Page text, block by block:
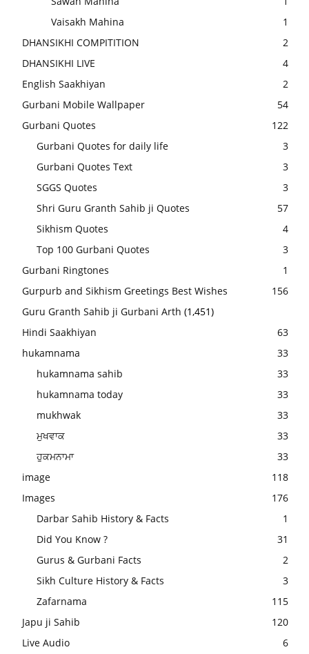
Vaisakh Mahina
1
DHANSIKHI COMPITITION
2
DHANSIKHI LIVE
4
English Saakhiyan
2
Gurbani Mobile Wallpaper
54
Gurbani Quotes
122
Gurbani Quotes for daily life
3
Gurbani Quotes Text
3
SGGS Quotes
3
Shri Guru Granth Sahib ji Quotes
57
Sikhism Quotes
4
Top 100 Gurbani Quotes
3
Gurbani Ringtones
1
Gurpurb and Sikhism Greetings Best Wishes
156
Guru Granth Sahib ji Gurbani Arth (1,451)
Hindi Saakhiyan
63
hukamnama
33
hukamnama sahib
33
hukamnama today
33
mukhwak
33
ਮੁਖਵਾਕ
33
ਹੁਕਮਨਾਮਾ
33
image
118
Images
176
Darbar Sahib History & Facts
1
Did You Know ?
31
Gurus & Gurbani Facts
2
Sikh Culture History & Facts
3
Zafarnama
115
Japu ji Sahib
120
Live Audio
6